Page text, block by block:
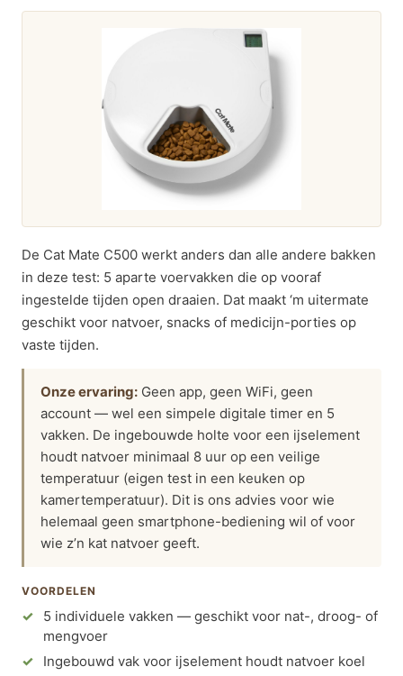
De Cat Mate C500 werkt anders dan alle andere bakken
in deze test: 5 aparte voervakken die op vooraf
ingestelde tijden open draaien. Dat maakt ‘m uitermate
geschikt voor natvoer, snacks of medicijn-porties op
vaste tijden.
Onze ervaring: Geen app, geen WiFi, geen
account — wel een simpele digitale timer en 5
vakken. De ingebouwde holte voor een ijselement
houdt natvoer minimaal 8 uur op een veilige
temperatuur (eigen test in een keuken op
kamertemperatuur). Dit is ons advies voor wie
helemaal geen smartphone-bediening wil of voor
wie z’n kat natvoer geeft.
VOORDELEN
5 individuele vakken — geschikt voor nat-, droog- of
mengvoer
Ingebouwd vak voor ijselement houdt natvoer koel